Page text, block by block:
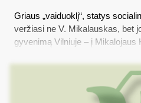
Griaus „vaiduoklį“, statys
veržiasi ne V. Mikalauskas, bet
gyvenimą Vilniuje – į Mikalojaus